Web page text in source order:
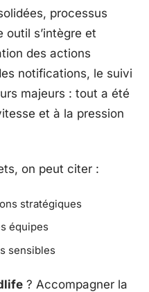
processus
outil s’intègre et
des actions
notifications, le suivi
majeurs : tout a été
et à la pression
on peut citer :
stratégiques
équipes
sensibles
? Accompagner la